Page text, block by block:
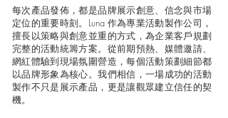
每次產品發佈，都是品牌展示創意、信念與市場
定位的重要時刻。Luna 作為專業活動製作公司，
擅長以策略與創意並重的方式，為企業客戶規劃
完整的活動統籌方案。從前期預熱、媒體邀請、
網紅體驗到現場氛圍營造，每個活動策劃細節都
以品牌形象為核心。我們相信，一場成功的活動
製作不只是展示產品，更是讓觀眾建立信任的契
機。